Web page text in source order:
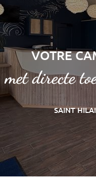
VOTRE
met directe
SAINT